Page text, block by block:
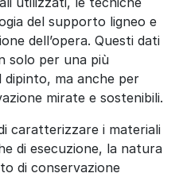
del supporto ligneo e
dell’opera. Questi dati
solo per una più
ma anche per
mirate e sostenibili.
caratterizzare i materiali
di esecuzione, la natura
di conservazione